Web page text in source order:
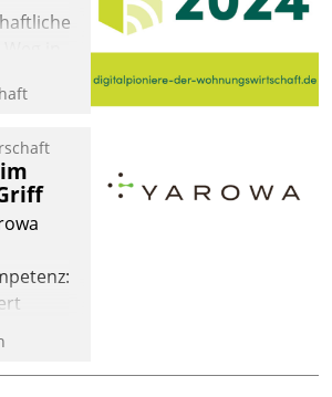
zu
sich